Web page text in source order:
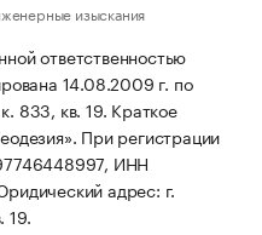
изыскания
ответственностью
14.08.2009 г. по
833, кв. 19. Краткое
При регистрации
ИНН
адрес: г.
19.